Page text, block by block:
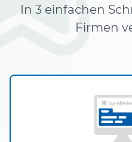
In 3 einfachen
Firmen